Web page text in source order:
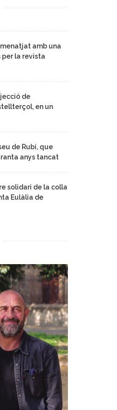
amb una
per la revista
de
en un
de Rubí, que
anys tancat
solidari de la colla
Eulàlia de